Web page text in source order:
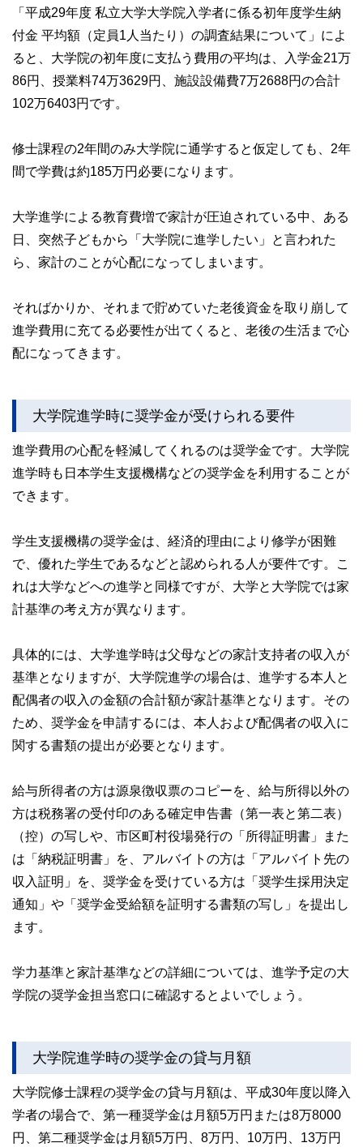
「平成29年度 私立大学大学院入学者に係る初年度学生納
付金 平均額（定員1人当たり）の調査結果について」によ
ると、大学院の初年度に支払う費用の平均は、入学金21万
86円、授業料74万3629円、施設設備費7万2688円の合計
102万6403円です。
修士課程の2年間のみ大学院に通学すると仮定しても、2年
間で学費は約185万円必要になります。
大学進学による教育費増で家計が圧迫されている中、ある
日、突然子どもから「大学院に進学したい」と言われた
ら、家計のことが心配になってしまいます。
そればかりか、それまで貯めていた老後資金を取り崩して
進学費用に充てる必要性が出てくると、老後の生活まで心
配になってきます。
大学院進学時に奨学金が受けられる要件
進学費用の心配を軽減してくれるのは奨学金です。大学院
進学時も日本学生支援機構などの奨学金を利用することが
できます。
学生支援機構の奨学金は、経済的理由により修学が困難
で、優れた学生であるなどと認められる人が要件です。こ
れは大学などへの進学と同様ですが、大学と大学院では家
計基準の考え方が異なります。
具体的には、大学進学時は父母などの家計支持者の収入が
基準となりますが、大学院進学の場合は、進学する本人と
配偶者の収入の金額の合計額が家計基準となります。その
ため、奨学金を申請するには、本人および配偶者の収入に
関する書類の提出が必要となります。
給与所得者の方は源泉徴収票のコピーを、給与所得以外の
方は税務署の受付印のある確定申告書（第一表と第二表）
（控）の写しや、市区町村役場発行の「所得証明書」また
は「納税証明書」を、アルバイトの方は「アルバイト先の
収入証明」を、奨学金を受けている方は「奨学生採用決定
通知」や「奨学金受給額を証明する書類の写し」を提出し
ます。
学力基準と家計基準などの詳細については、進学予定の大
学院の奨学金担当窓口に確認するとよいでしょう。
大学院進学時の奨学金の貸与月額
大学院修士課程の奨学金の貸与月額は、平成30年度以降入
学者の場合で、第一種奨学金は月額5万円または8万8000
円、第二種奨学金は月額5万円、8万円、10万円、13万円